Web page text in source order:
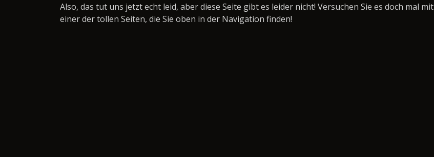
Also, das tut uns jetzt echt leid, aber diese Seite gibt es leider nicht! Versuchen Sie es doch mal mit
einer der tollen Seiten, die Sie oben in der Navigation finden!